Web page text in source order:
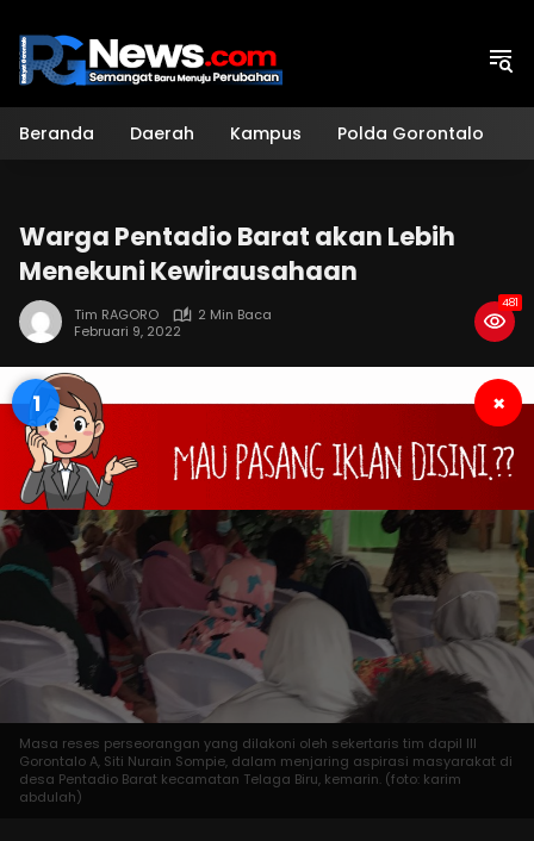
konten
Beranda Daerah Kampus Polda Gorontalo
Warga Pentadio Barat akan Lebih
Menekuni Kewirausahaan
Tim RAGORO
2 Min Baca
Februari 9, 2022
481
0 ×
Masa reses perseorangan yang dilakoni oleh sekertaris tim dapil III
Gorontalo A, Siti Nurain Sompie, dalam menjaring aspirasi masyarakat di
desa Pentadio Barat kecamatan Telaga Biru, kemarin. (foto: karim
abdulah)